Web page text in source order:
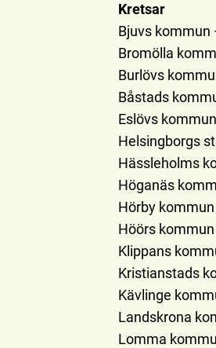
Kretsar
Bjuvs kommun
Bromölla
Burlövs
Båstads
Eslövs
Helsingborgs
Hässleholms
Höganäs
Hörby
Höörs
Klippans
Kristianstads
Kävlinge
Landskrona
Lomma